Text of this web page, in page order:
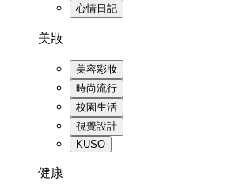
心情日記
美妝
美容彩妝
時尚流行
校園生活
視覺設計
KUSO
健康